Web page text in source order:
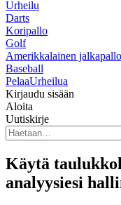
Urheilu
Darts
Koripallo
Golf
Amerikkalainen jalkapallo
Baseball
PelaaUrheilua
Kirjaudu sisään
Aloita
Uutiskirje
Käytä
analyysiesi